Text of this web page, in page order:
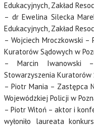
Edukacyjnych, Zakład
– dr Ewelina Silecka
Edukacyjnych, Zakład
– Wojciech Mroczkowski –
Kuratorów Sądowych w
– Marcin Iwanowski –
Stowarzyszenia Kuratorów
– Piotr Mania – Zastępca
Wojewódzkiej Policji w
– Piotr Witoń – aktor i
wyłoniło laureata